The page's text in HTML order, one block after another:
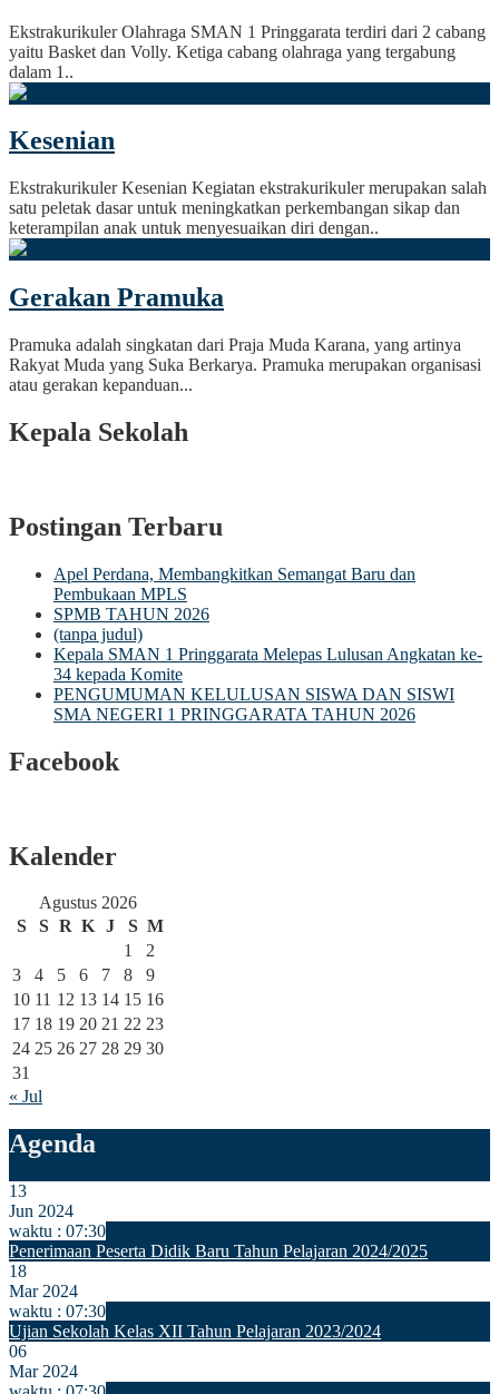
Ekstrakurikuler Olahraga SMAN 1 Pringgarata terdiri dari 2 cabang
yaitu Basket dan Volly. Ketiga cabang olahraga yang tergabung
dalam 1..
Kesenian
Ekstrakurikuler Kesenian Kegiatan ekstrakurikuler merupakan salah
satu peletak dasar untuk meningkatkan perkembangan sikap dan
keterampilan anak untuk menyesuaikan diri dengan..
Gerakan Pramuka
Pramuka adalah singkatan dari Praja Muda Karana, yang artinya
Rakyat Muda yang Suka Berkarya. Pramuka merupakan organisasi
atau gerakan kepanduan...
Kepala Sekolah
Postingan Terbaru
Apel Perdana, Membangkitkan Semangat Baru dan
Pembukaan MPLS
SPMB TAHUN 2026
(tanpa judul)
Kepala SMAN 1 Pringgarata Melepas Lulusan Angkatan ke-
34 kepada Komite
PENGUMUMAN KELULUSAN SISWA DAN SISWI
SMA NEGERI 1 PRINGGARATA TAHUN 2026
Facebook
Kalender
Agustus 2026
S
S R K J S M
1
2
3
4 5 6 7 8
9
10 11 12 13 14 15 16
17 18 19 20 21 22 23
24 25 26 27 28 29 30
31
« Jul
Agenda
13
Jun 2024
waktu : 07:30
Penerimaan Peserta Didik Baru Tahun Pelajaran 2024/2025
18
Mar 2024
waktu : 07:30
Ujian Sekolah Kelas XII Tahun Pelajaran 2023/2024
06
Mar 2024